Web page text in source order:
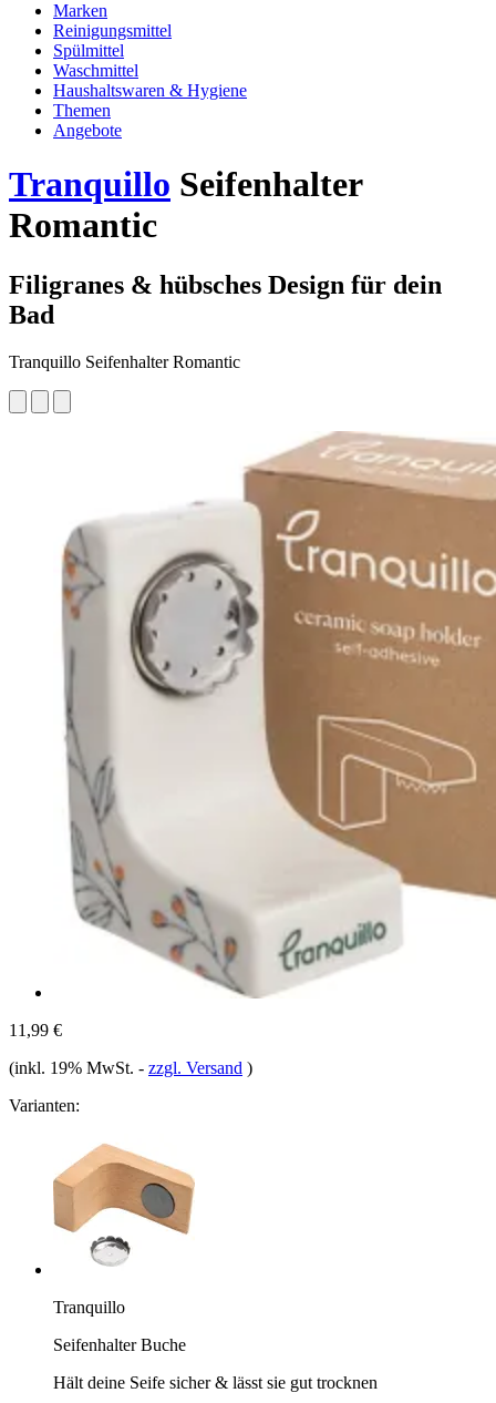
Marken
Reinigungsmittel
Spülmittel
Waschmittel
Haushaltswaren & Hygiene
Themen
Angebote
Tranquillo Seifenhalter
Romantic
Filigranes & hübsches Design für dein
Bad
Tranquillo Seifenhalter Romantic
11,99 €
(inkl. 19% MwSt. - zzgl. Versand )
Varianten:
Tranquillo
Seifenhalter Buche
Hält deine Seife sicher & lässt sie gut trocknen